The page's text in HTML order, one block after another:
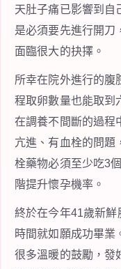
天肚子痛已影響到自
是必須要先進行開刀
面臨很大的抉擇。
所幸在院外進行的腹
程取卵數量也能取到
在調養不間斷的過程
亢進、有血栓的問題
栓藥物必須至少吃3
階提升懷孕機率。
終於在今年41歲新鮮
時間就如願成功畢業
很多溫暖的鼓勵，發